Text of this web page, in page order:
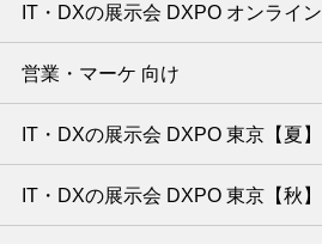
IT・DXの展示会 DXPO オンライン
営業・マーケ 向け
IT・DXの展示会 DXPO 東京【夏】
IT・DXの展示会 DXPO 東京【秋】